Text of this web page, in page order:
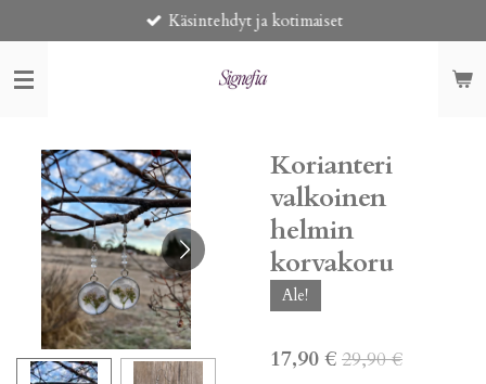
pääsisältöön
Käsintehdyt ja kotimaiset
Korianteri
valkoinen
helmin
korvakoru
Ale!
17,90 € 29,90 €